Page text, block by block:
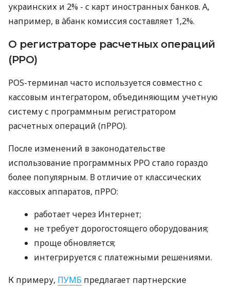
украинских и 2% - с карт иностранных банков. А,
например, в àбанк комиссия составляет 1,2%.
О регистраторе расчетных операций
(РРО)
POS-терминал часто используется совместно с
кассовым интегратором, объединяющим учетную
систему с программным регистратором
расчетных операций (пРРО).
После изменений в законодательстве
использование программных РРО стало гораздо
более популярным. В отличие от классических
кассовых аппаратов, пРРО:
работает через Интернет;
не требует дорогостоящего оборудования;
проще обновляется;
интегрируется с платежными решениями.
К примеру, ПУМБ предлагает партнерские